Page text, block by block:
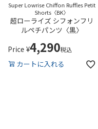
Super Lowrise Chiffon Ruffles Petit
Shorts〈BK〉
超ローライズ シフォンフリ
ルペチパンツ〈黒〉
Price ¥4,290税込
カートに入れる